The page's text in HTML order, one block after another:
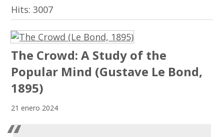
Hits: 3007
The Crowd: A Study of the
Popular Mind (Gustave Le Bond,
1895)
21 enero 2024